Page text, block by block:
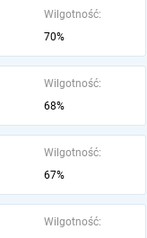
Wilgotność:
70%
Wilgotność:
68%
Wilgotność:
67%
Wilgotność: